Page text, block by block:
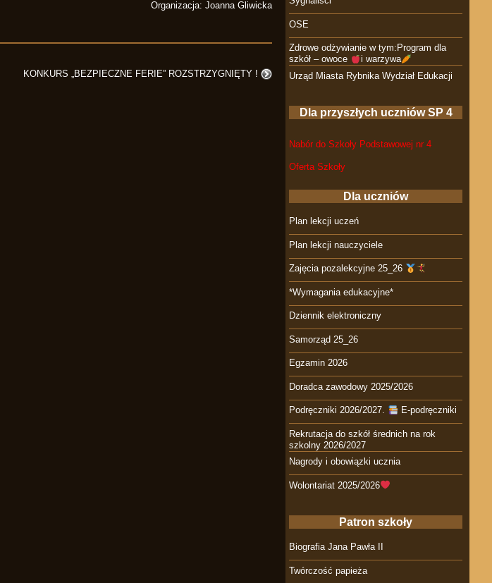
Organizacja: Joanna Gliwicka
KONKURS „BEZPIECZNE FERIE” ROZSTRZYGNIĘTY !
OSE
Zdrowe odżywianie w tym:Program dla
szkół – owoce
i warzywa
Urząd Miasta Rybnika Wydział Edukacji
Dla przyszłych uczniów SP 4
Nabór do Szkoły Podstawowej nr 4
Oferta Szkoły
Dla uczniów
Plan lekcji uczeń
Plan lekcji nauczyciele
Zajęcia pozalekcyjne 25_26
*Wymagania edukacyjne*
Dziennik elektroniczny
Samorząd 25_26
Egzamin 2026
Doradca zawodowy 2025/2026
Podręczniki 2026/2027. E-podręczniki
Rekrutacja do szkół średnich na rok
szkolny 2026/2027
Nagrody i obowiązki ucznia
Wolontariat 2025/2026
Patron szkoły
Biografia Jana Pawła II
Twórczość papieża